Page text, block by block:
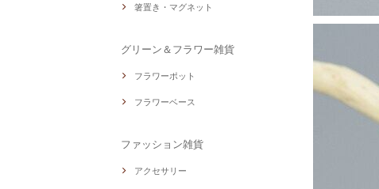
箸置き・マグネット
グリーン＆フラワー雑貨
フラワーポット
フラワーベース
ファッション雑貨
アクセサリー